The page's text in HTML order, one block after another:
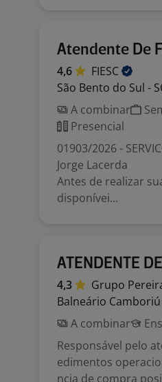
Atendente De
4,6
FIESC
São Bento do Sul -
A combinar
Presencial
01903/2026 -
Jorge Lacerda
Antes de realizar
disponívei...
ATENDENTE
4,3 Grupo
Balneário Camboriú
A combinar
Responsável pelo
edimentos
ncia de compra